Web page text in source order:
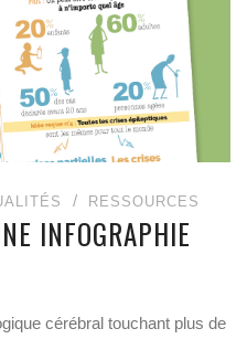
RESSOURCES
INFOGRAPHIE
cérébral touchant plus de